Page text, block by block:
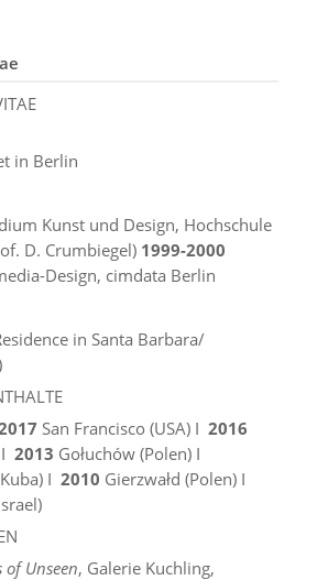
in Berlin
Kunst und Design, Hochschule
D. Crumbiegel) 1999-2000
Design, cimdata Berlin
in Santa Barbara/
San Francisco (USA) I 2016
2013 Gołuchów (Polen) I
I 2010 Gierzwałd (Polen) I
of Unseen, Galerie Kuchling,